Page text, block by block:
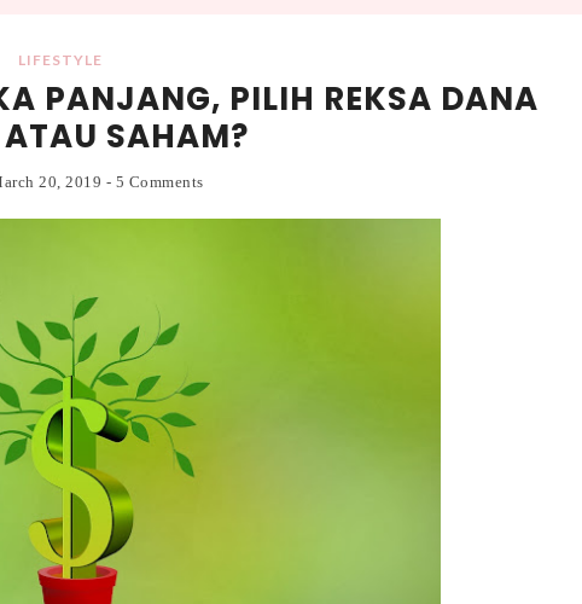
LIFESTYLE
PANJANG, PILIH REKSA DANA
SAHAM?
20, 2019 - 5 Comments